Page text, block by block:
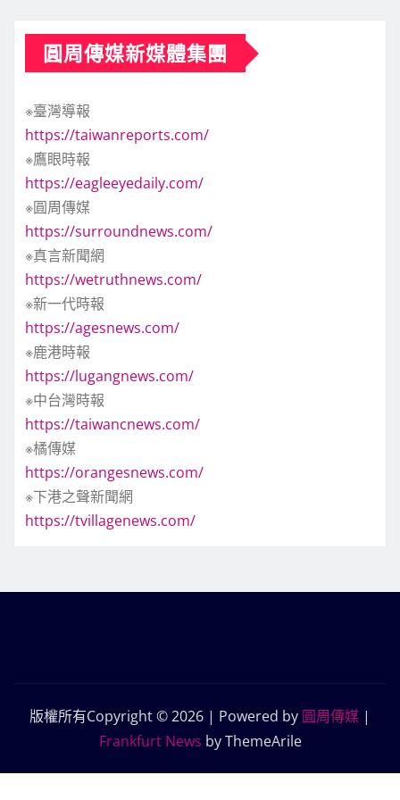
圓周傳媒新媒體集團
※臺灣導報
https://taiwanreports.com/
※鷹眼時報
https://eagleeyedaily.com/
※圓周傳媒
https://surroundnews.com/
※真言新聞網
https://wetruthnews.com/
※新一代時報
https://agesnews.com/
※鹿港時報
https://lugangnews.com/
※中台灣時報
https://taiwancnews.com/
※橘傳媒
https://orangesnews.com/
※下港之聲新聞網
https://tvillagenews.com/
版權所有Copyright © 2026 | Powered by 圓周傳媒 |
Frankfurt News by ThemeArile